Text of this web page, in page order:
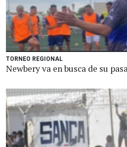
TORNEO REGIONAL
Newbery va en busca de su